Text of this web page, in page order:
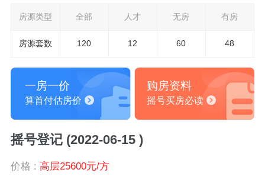
房源类型 全部 人才 无房 有房
房源套数 120 12 60 48
一房一价
算首付估房价
购房资料
摇号买房必读
摇号登记 (2022-06-15 )
价格 : 高层25600元/方